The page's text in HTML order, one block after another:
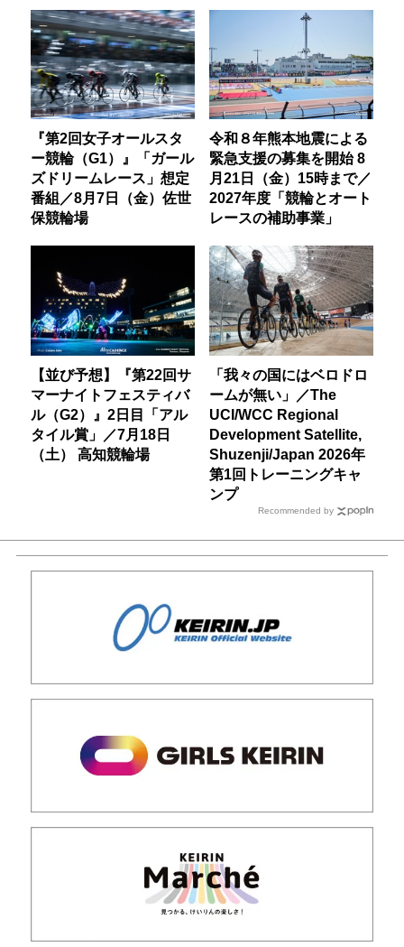
『第2回女子オールスタ
ー競輪（G1）』「ガール
ズドリームレース」想定
番組／8月7日（金）佐世
保競輪場
令和８年熊本地震による
緊急支援の募集を開始 8
月21日（金）15時まで／
2027年度「競輪とオート
レースの補助事業」
【並び予想】『第22回サ
マーナイトフェスティバ
ル（G2）』2日目「アル
タイル賞」／7月18日
（土） 高知競輪場
「我々の国にはベロドロ
ームが無い」／The
UCI/WCC Regional
Development Satellite,
Shuzenji/Japan 2026年
第1回トレーニングキャ
ンプ
Recommended by